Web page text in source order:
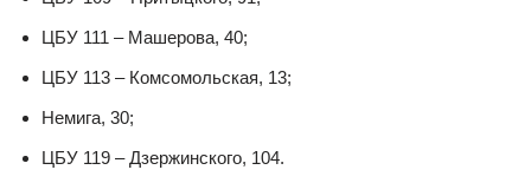
ЦБУ 111 – Машерова, 40;
ЦБУ 113 – Комсомольская, 13;
Немига, 30;
ЦБУ 119 – Дзержинского, 104.